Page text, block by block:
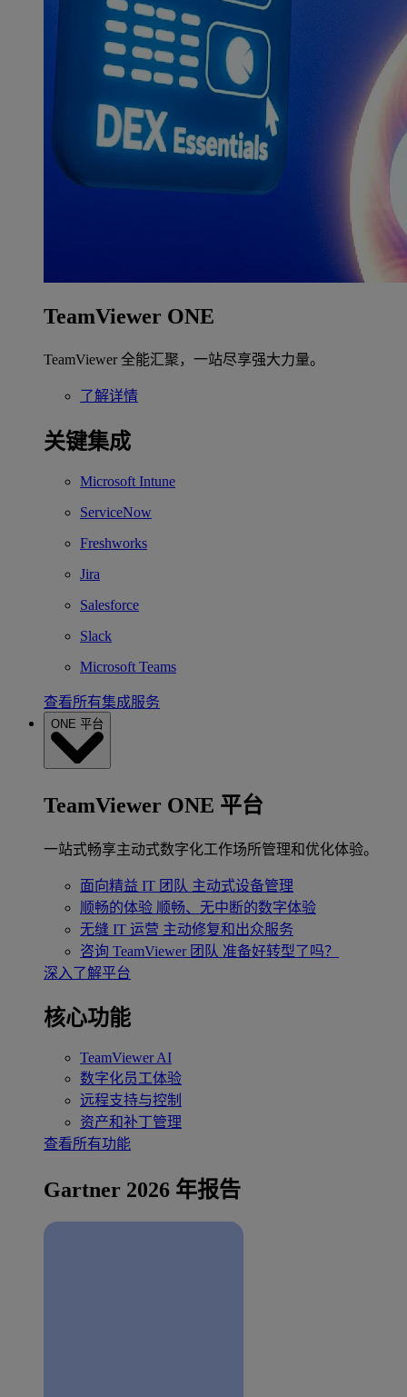
TeamViewer ONE
TeamViewer 全能汇聚，一站尽享强大力量。
了解详情
关键集成
Microsoft Intune
ServiceNow
Freshworks
Jira
Salesforce
Slack
Microsoft Teams
查看所有集成服务
ONE 平台
TeamViewer ONE 平台
一站式畅享主动式数字化工作场所管理和优化体验。
面向精益 IT 团队 主动式设备管理
顺畅的体验 顺畅、无中断的数字体验
无缝 IT 运营 主动修复和出众服务
咨询 TeamViewer 团队 准备好转型了吗？
深入了解平台
核心功能
TeamViewer AI
数字化员工体验
远程支持与控制
资产和补丁管理
查看所有功能
Gartner 2026 年报告